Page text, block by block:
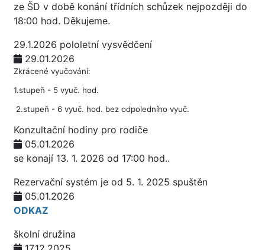
ze ŠD v době konání třídních schůzek nejpozději do
18:00 hod. Děkujeme.
29.1.2026 pololetní vysvědčení
29.01.2026
Zkrácené vyučování:
1.stupeň - 5 vyuč. hod.
2.stupeň - 6 vyuč. hod. bez odpoledního vyuč.
Konzultační hodiny pro rodiče
05.01.2026
se konají 13. 1. 2026 od 17:00 hod..
Rezervační systém je od 5. 1. 2025 spuštěn
05.01.2026
ODKAZ
školní družina